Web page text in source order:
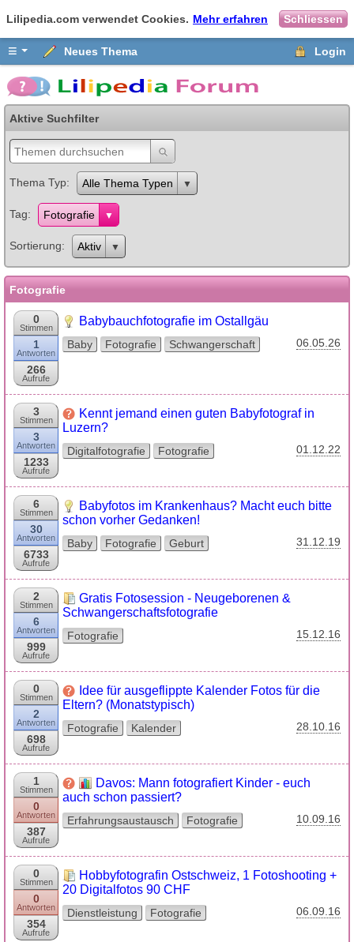
Lilipedia.com verwendet Cookies. Mehr erfahren Schliessen
≡ Neues Thema Login
Aktive Suchfilter
Thema Typ Alle Thema Typen
Tag Fotografie
Sortierung Aktiv
Fotografie
0
Stimmen
1
Antworten
266
Aufrufe
Babybauchfotografie im Ostallgäu
Baby Fotografie Schwangerschaft 06.05.26
3
Stimmen
3
Antworten
1233
Aufrufe
Kennt jemand einen guten Babyfotograf in
Luzern?
Digitalfotografie Fotografie 01.12.22
6
Stimmen
30
Antworten
6733
Aufrufe
Babyfotos im Krankenhaus? Macht euch bitte
schon vorher Gedanken!
Baby Fotografie Geburt 31.12.19
2
Stimmen
6
Antworten
999
Aufrufe
Gratis Fotosession - Neugeborenen &
Schwangerschaftsfotografie
Fotografie 15.12.16
0
Stimmen
2
Antworten
698
Aufrufe
Idee für ausgeflippte Kalender Fotos für die
Eltern? (Monatstypisch)
Fotografie Kalender 28.10.16
1
Stimmen
0
Antworten
387
Aufrufe
Davos: Mann fotografiert Kinder - euch
auch schon passiert?
Erfahrungsaustausch Fotografie 10.09.16
0
Stimmen
0
Antworten
354
Aufrufe
Hobbyfotografin Ostschweiz, 1 Fotoshooting +
20 Digitalfotos 90 CHF
Dienstleistung Fotografie 06.09.16